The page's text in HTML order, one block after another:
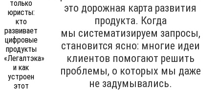
это дорожная карта развития
продукта. Когда
мы систематизируем запросы,
становится ясно: многие идеи
клиентов помогают решить
проблемы, о которых мы даже
не задумывались.